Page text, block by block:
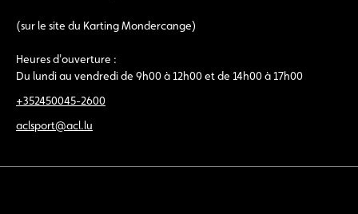
(sur le site du Karting Mondercange)
Heures d'ouverture :
Du lundi au vendredi de 9h00 à 12h00 et de 14h00 à 17h00
+352450045-2600
aclsport@acl.lu